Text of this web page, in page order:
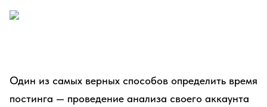
Один из самых верных способов определить время
постинга — проведение анализа своего аккаунта